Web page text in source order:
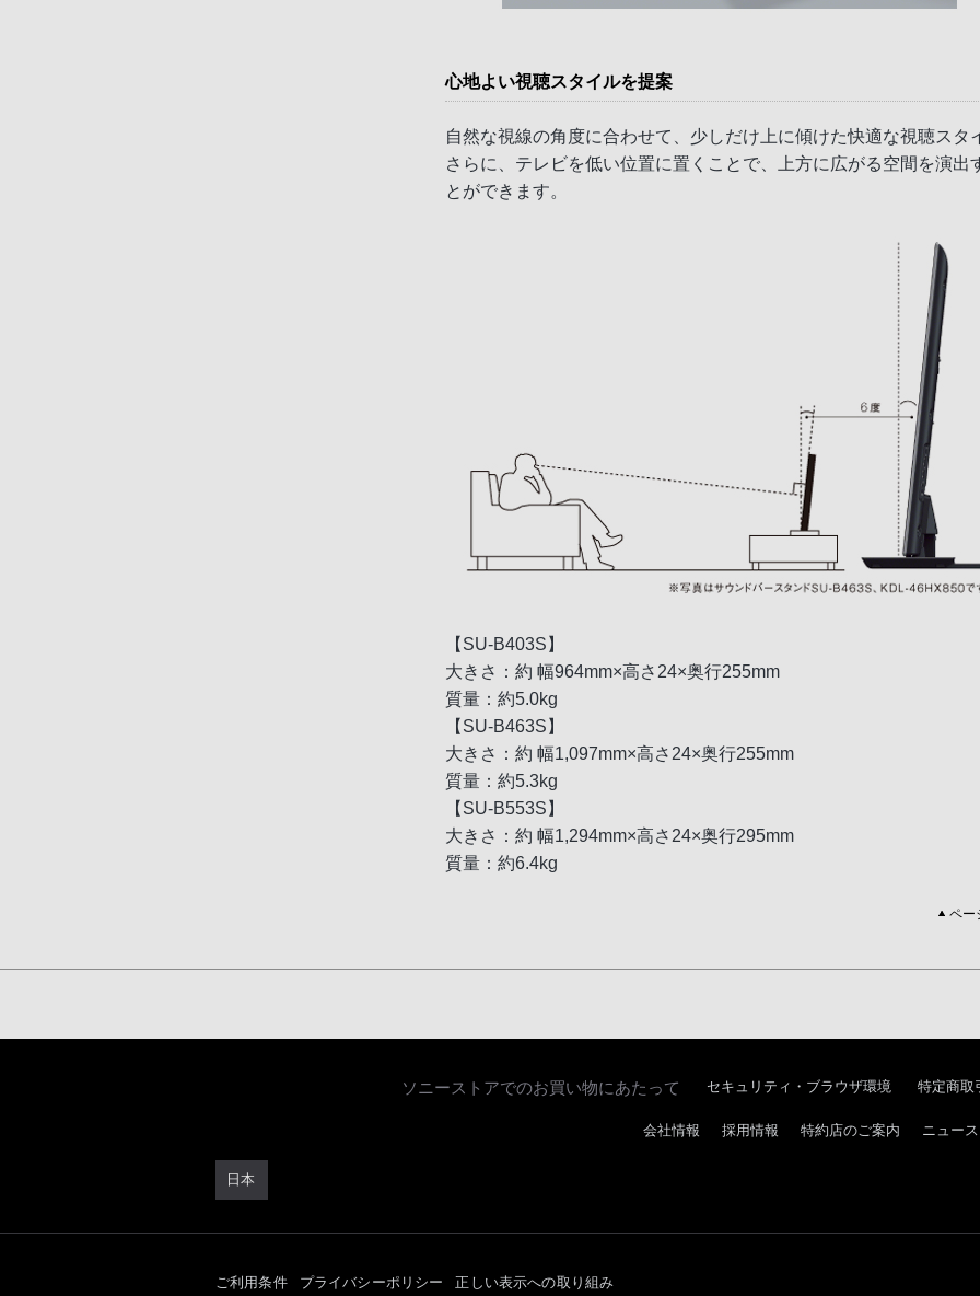
心地よい視聴スタイルを提案
自然な視線の角度に合わせて、少しだけ上に傾けた快適な視聴スタ
さらに、テレビを低い位置に置くことで、上方に広がる空間を演出
とができます。
【SU-B403S】
大きさ：約 幅964mm×高さ24×奥行255mm
質量：約5.0kg
【SU-B463S】
大きさ：約 幅1,097mm×高さ24×奥行255mm
質量：約5.3kg
【SU-B553S】
大きさ：約 幅1,294mm×高さ24×奥行295mm
質量：約6.4kg
ペー
ソニーストアでのお買い物にあたって セキュリティ・ブラウザ環境 特定商取
日本
会社情報 採用情報 特約店のご案内 ニュー
ご利用条件 プライバシーポリシー 正しい表示への取り組み